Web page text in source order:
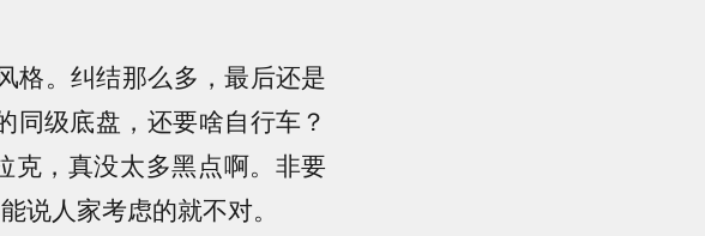
格。纠结那么多，最后还是
同级底盘，还要啥自行车？
克，真没太多黑点啊。非要
说人家考虑的就不对。